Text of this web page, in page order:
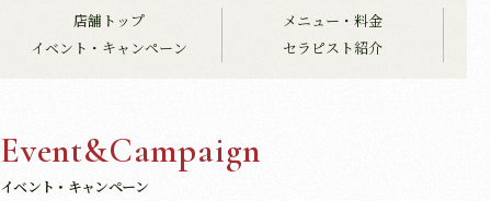
店舗トップ
メニュー・料金
イベント・キャンペーン
セラピスト紹介
Event&Campaign
イベント・キャンペーン